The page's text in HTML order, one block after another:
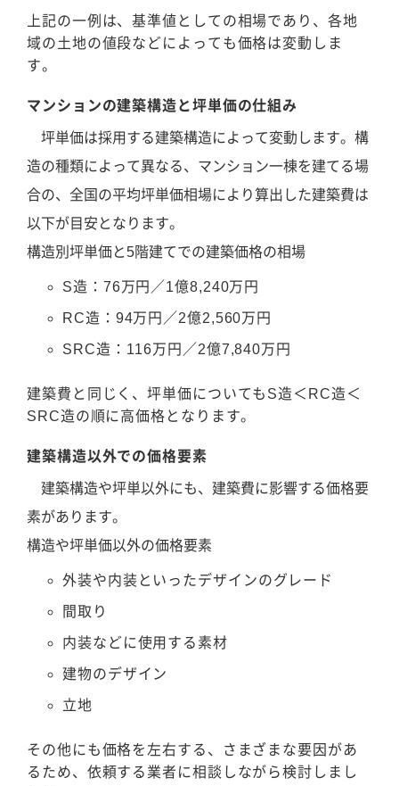
上記の一例は、基準値としての相場であり、各地
域の土地の値段などによっても価格は変動しま
す。
マンションの建築構造と坪単価の仕組み
坪単価は採用する建築構造によって変動します。構
造の種類によって異なる、マンション一棟を建てる場
合の、全国の平均坪単価相場により算出した建築費は
以下が目安となります。
構造別坪単価と5階建てでの建築価格の相場
S造：76万円／1億8,240万円
RC造：94万円／2億2,560万円
SRC造：116万円／2億7,840万円
建築費と同じく、坪単価についてもS造＜RC造＜
SRC造の順に高価格となります。
建築構造以外での価格要素
建築構造や坪単以外にも、建築費に影響する価格要
素があります。
構造や坪単価以外の価格要素
外装や内装といったデザインのグレード
間取り
内装などに使用する素材
建物のデザイン
立地
その他にも価格を左右する、さまざまな要因があ
るため、依頼する業者に相談しながら検討しまし